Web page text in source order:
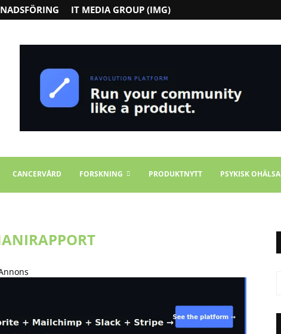
IT MEDIA GROUP (IMG)
CANCERVÅRD FORSKNING PRODUKTNYTT PSYKISK OHÄLSA